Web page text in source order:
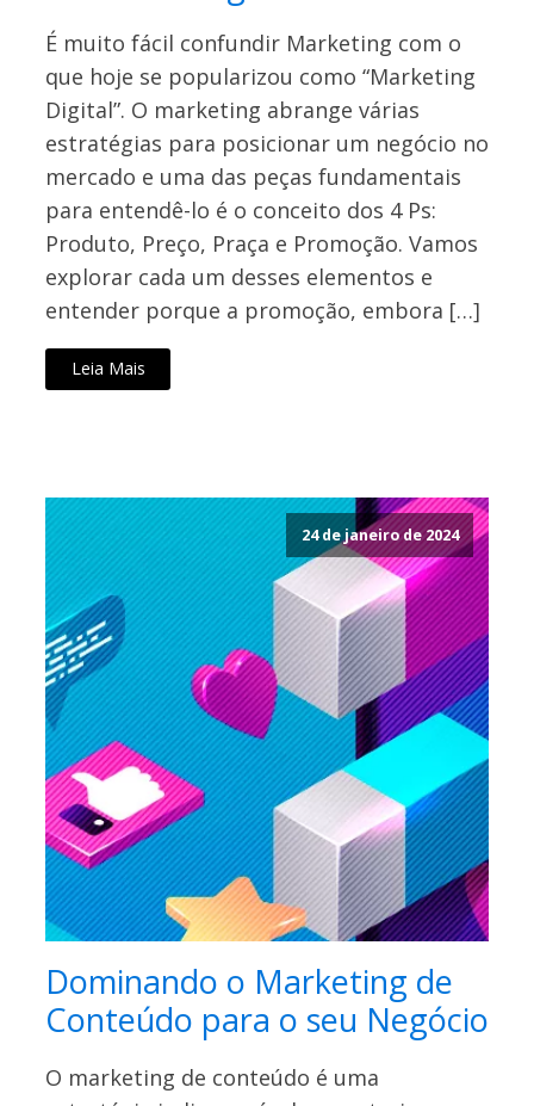
É muito fácil confundir Marketing com o
que hoje se popularizou como “Marketing
Digital”. O marketing abrange várias
estratégias para posicionar um negócio no
mercado e uma das peças fundamentais
para entendê-lo é o conceito dos 4 Ps:
Produto, Preço, Praça e Promoção. Vamos
explorar cada um desses elementos e
entender porque a promoção, embora […]
Leia Mais
24 de janeiro de 2024
Dominando o Marketing de
Conteúdo para o seu Negócio
O marketing de conteúdo é uma